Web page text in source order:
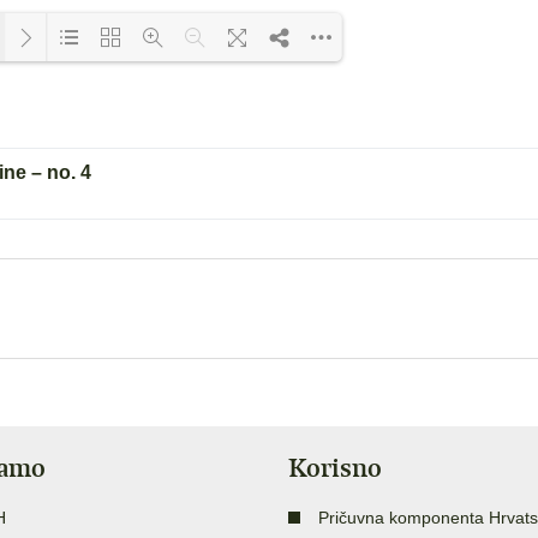
– no. 4
Korisno
Pričuvna komponenta